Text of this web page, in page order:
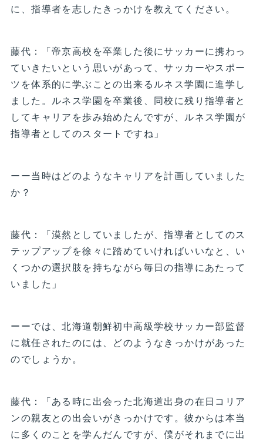
に、指導者を志したきっかけを教えてください。
藤代：「帝京高校を卒業した後にサッカーに携わっ
ていきたいという思いがあって、サッカーやスポー
ツを体系的に学ぶことの出来るルネス学園に進学し
ました。ルネス学園を卒業後、同校に残り指導者と
してキャリアを歩み始めたんですが、ルネス学園が
指導者としてのスタートですね」
ーー当時はどのようなキャリアを計画していました
か？
藤代：「漠然としていましたが、指導者としてのス
テップアップを徐々に踏めていければいいなと、い
くつかの選択肢を持ちながら毎日の指導にあたって
いました」
ーーでは、北海道朝鮮初中高級学校サッカー部監督
に就任されたのには、どのようなきっかけがあった
のでしょうか。
藤代：「ある時に出会った北海道出身の在日コリア
ンの親友との出会いがきっかけです。彼からは本当
に多くのことを学んだんですが、僕がそれまでに出